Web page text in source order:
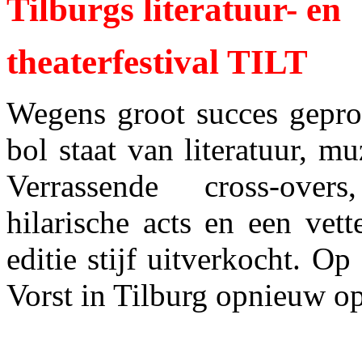
Tilburgs literatuur- en
theaterfestival TILT
Wegens groot succes
bol staat van literatuur,
Verrassende cross-
hilarische acts en een
editie stijf uitverkocht. Op
Vorst in Tilburg opnieuw